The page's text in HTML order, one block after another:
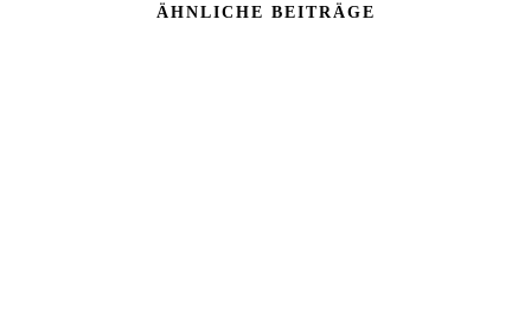
ÄHNLICHE BEITRÄGE